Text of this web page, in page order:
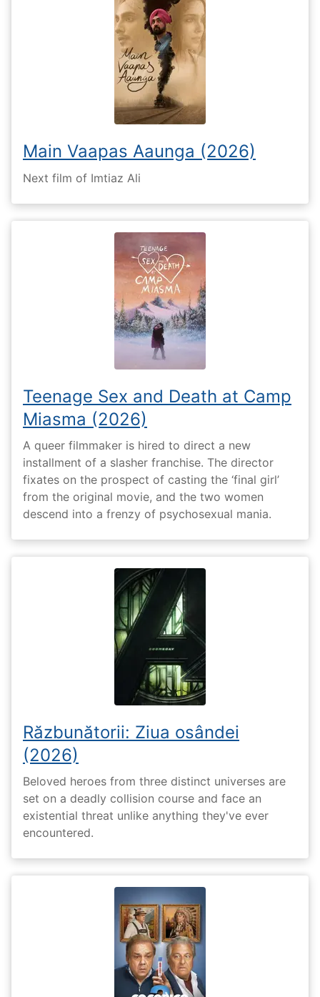
Main Vaapas Aaunga (2026)
Next film of Imtiaz Ali
Teenage Sex and Death at Camp
Miasma (2026)
A queer filmmaker is hired to direct a new
installment of a slasher franchise. The director
fixates on the prospect of casting the ‘final girl’
from the original movie, and the two women
descend into a frenzy of psychosexual mania.
Răzbunătorii: Ziua osândei
(2026)
Beloved heroes from three distinct universes are
set on a deadly collision course and face an
existential threat unlike anything they've ever
encountered.